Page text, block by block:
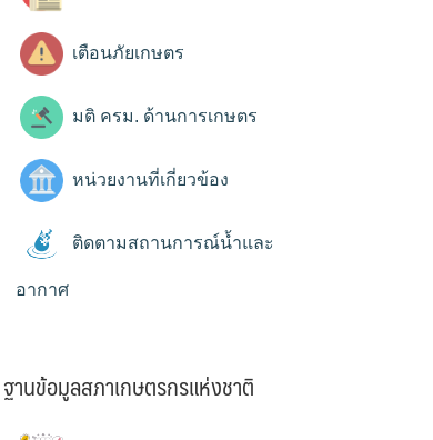
เตือนภัยเกษตร
มติ ครม. ด้านการเกษตร
หน่วยงานที่เกี่ยวข้อง
ติดตามสถานการณ์น้ำและ
อากาศ
ฐานข้อมูลสภาเกษตรกรแห่งชาติ